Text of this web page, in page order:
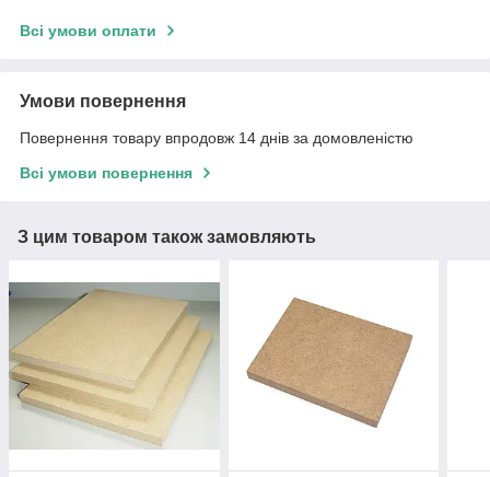
Всі умови оплати
Умови повернення
Повернення товару впродовж 14 днів за домовленістю
Всі умови повернення
З цим товаром також замовляють